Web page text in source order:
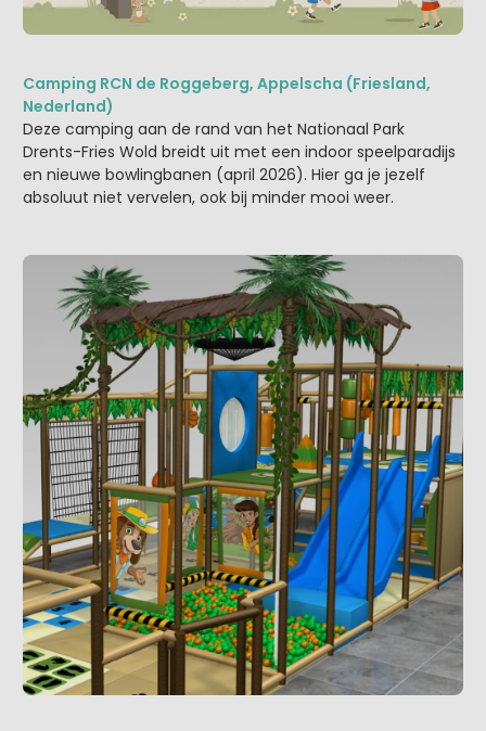
Camping RCN de Roggeberg, Appelscha (Friesland,
Nederland)
Deze camping aan de rand van het Nationaal Park
Drents-Fries Wold breidt uit met een indoor speelparadijs
en nieuwe bowlingbanen (april 2026). Hier ga je jezelf
absoluut niet vervelen, ook bij minder mooi weer.